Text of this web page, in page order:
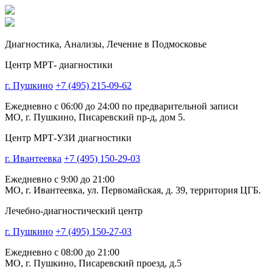
Диагностика, Анализы, Лечение в Подмосковье
Центр МРТ- диагностики
г. Пушкино +7 (495) 215-09-62
Ежедневно с 06:00 до 24:00 по предварительной записи
МО, г. Пушкино, Писаревский пр-д, дом 5.
Центр МРТ-УЗИ диагностики
г. Ивантеевка +7 (495) 150-29-03
Ежедневно с 9:00 до 21:00
МО, г. Ивантеевка, ул. Первомайская, д. 39, территория ЦГБ.
Лечебно-диагностический центр
г. Пушкино +7 (495) 150-27-03
Ежедневно с 08:00 до 21:00
МО, г. Пушкино, Писаревский проезд, д.5